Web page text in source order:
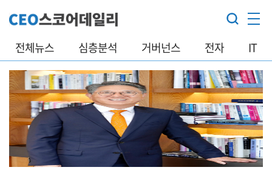
전체뉴스 심층분석 거버넌스 전자 IT